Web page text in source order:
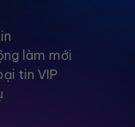
làm mới
tin VIP